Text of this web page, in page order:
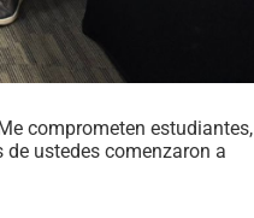
comprometen estudiantes,
ustedes comenzaron a